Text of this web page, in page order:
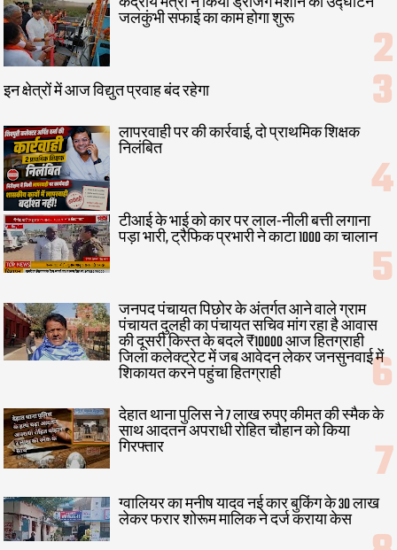
जलकुंभी सफाई का काम होगा शुरू
इन क्षेत्रों में आज विद्युत प्रवाह बंद रहेगा
लापरवाही पर की कार्रवाई, दो प्राथमिक शिक्षक
निलंबित
टीआई के भाई को कार पर लाल-नीली बत्ती लगाना
पड़ा भारी, ट्रैफिक प्रभारी ने काटा 1000 का चालान
जनपद पंचायत पिछोर के अंतर्गत आने वाले ग्राम
पंचायत दुलही का पंचायत सचिव मांग रहा है आवास
की दूसरी किस्त के बदले ₹10000 आज हितग्राही
जिला कलेक्ट्रेट में जब आवेदन लेकर जनसुनवाई में
शिकायत करने पहुंचा हितग्राही
देहात थाना पुलिस ने 7 लाख रुपए कीमत की स्मैक के
साथ आदतन अपराधी रोहित चौहान को किया
गिरफ्तार
ग्वालियर का मनीष यादव नई कार बुकिंग के 30 लाख
लेकर फरार शोरूम मालिक ने दर्ज कराया केस